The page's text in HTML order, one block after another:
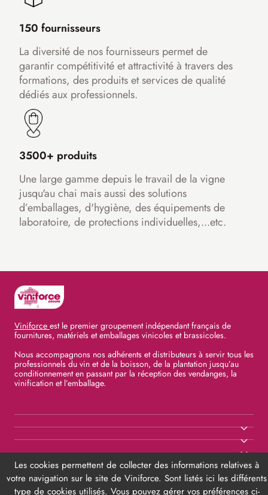
150 fournisseurs
La diversité de nos fournisseurs permet de
garantir compétitivité et attractivité à travers des
formations, des produits et services de qualité
dédiés aux professionnels.
3500+ produits
Une large gamme depuis le travail de la vigne
jusqu'au chai mais aussi des solutions
d’emballages, d'hygiène, des équipements de
laboratoire, de protections individuelles,...etc.
Viniforce est le premier groupement indépendant français de
fournitures, matériels et emballages vinicoles et brassicoles.
Nous accompagnons nos adhérents et distributeurs à servir tous les
professionnels du vin et de la boisson, de la plantation jusqu’au
conditionnement en passant par la réception des vendanges, la
vinification et l’emballage.
Les cookies permettent de collecter des informations relatives à
votre navigation sur le site de Viniforce. Sont listés ici les différents
type de cookies utilisés. Vous pouvez gérer vos préférences ci-